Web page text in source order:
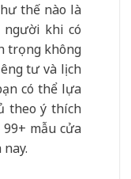
thế nào là
người khi có
trọng không
tư và lịch
có thể lựa
theo ý thích
mẫu cửa